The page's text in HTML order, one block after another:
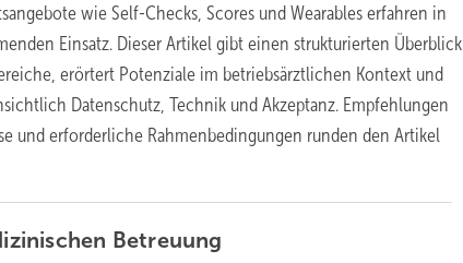
wie Self-Checks, Scores und Wearables erfahren in
Einsatz. Dieser Artikel gibt einen strukturierten Überblick
erörtert Potenziale im betriebsärztlichen Kontext und
Datenschutz, Technik und Akzeptanz. Empfehlungen
und erforderliche Rahmenbedingungen runden den Artikel
Betreuung